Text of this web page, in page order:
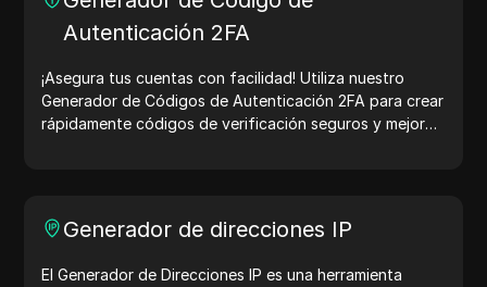
Autenticación 2FA
¡Asegura tus cuentas con facilidad! Utiliza nuestro
Generador de Códigos de Autenticación 2FA para crear
rápidamente códigos de verificación seguros y mejorar
Generador de direcciones IP
El Generador de Direcciones IP es una herramienta